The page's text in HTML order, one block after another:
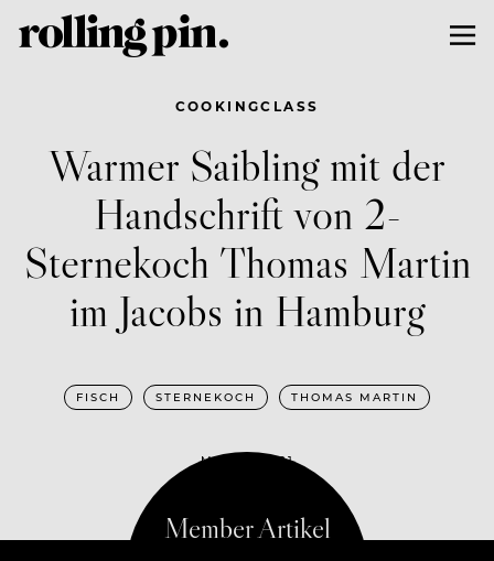
COOKINGCLASS
Warmer Saibling mit der
Handschrift von 2-
Sternekoch Thomas Martin
im Jacobs in Hamburg
FISCH STERNEKOCH THOMAS MARTIN
MAI 19, 2021